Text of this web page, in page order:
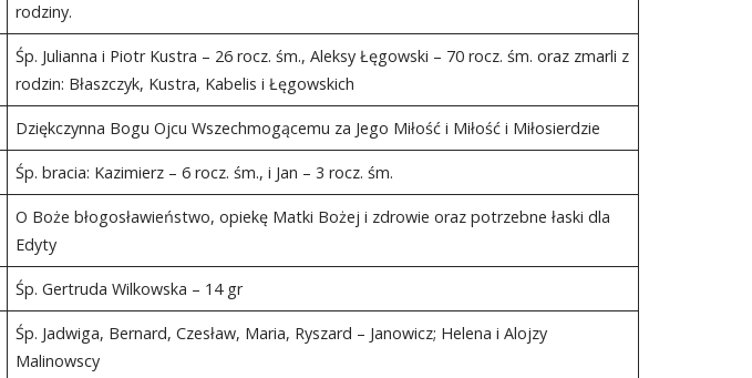
rodziny.
Śp. Julianna i Piotr Kustra – 26 rocz. śm., Aleksy Łęgowski – 70 rocz. śm. oraz zmarli z
rodzin: Błaszczyk, Kustra, Kabelis i Łęgowskich
Dziękczynna Bogu Ojcu Wszechmogącemu za Jego Miłość i Miłość i Miłosierdzie
Śp. bracia: Kazimierz – 6 rocz. śm., i Jan – 3 rocz. śm.
O Boże błogosławieństwo, opiekę Matki Bożej i zdrowie oraz potrzebne łaski dla
Edyty
Śp. Gertruda Wilkowska – 14 gr
Śp. Jadwiga, Bernard, Czesław, Maria, Ryszard – Janowicz; Helena i Alojzy
Malinowscy